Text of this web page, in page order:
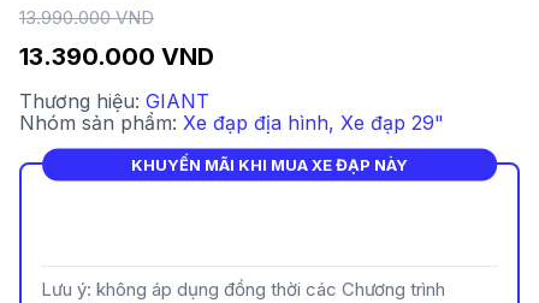
13.390.000 VND
13.990.000 VND
Thương hiệu: GIANT
Nhóm sản phẩm: Xe đạp địa hình, Xe đạp 29"
KHUYẾN MÃI KHI MUA XE ĐẠP NÀY
Lưu ý: không áp dụng đồng thời các Chương trình